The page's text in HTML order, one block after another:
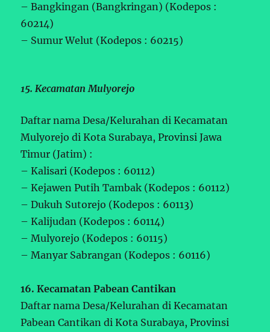
– Bangkingan (Bangkringan) (Kodepos :
60214)
– Sumur Welut (Kodepos : 60215)
15. Kecamatan Mulyorejo
Daftar nama Desa/Kelurahan di Kecamatan
Mulyorejo di Kota Surabaya, Provinsi Jawa
Timur (Jatim) :
– Kalisari (Kodepos : 60112)
– Kejawen Putih Tambak (Kodepos : 60112)
– Dukuh Sutorejo (Kodepos : 60113)
– Kalijudan (Kodepos : 60114)
– Mulyorejo (Kodepos : 60115)
– Manyar Sabrangan (Kodepos : 60116)
16. Kecamatan Pabean Cantikan
Daftar nama Desa/Kelurahan di Kecamatan
Pabean Cantikan di Kota Surabaya, Provinsi